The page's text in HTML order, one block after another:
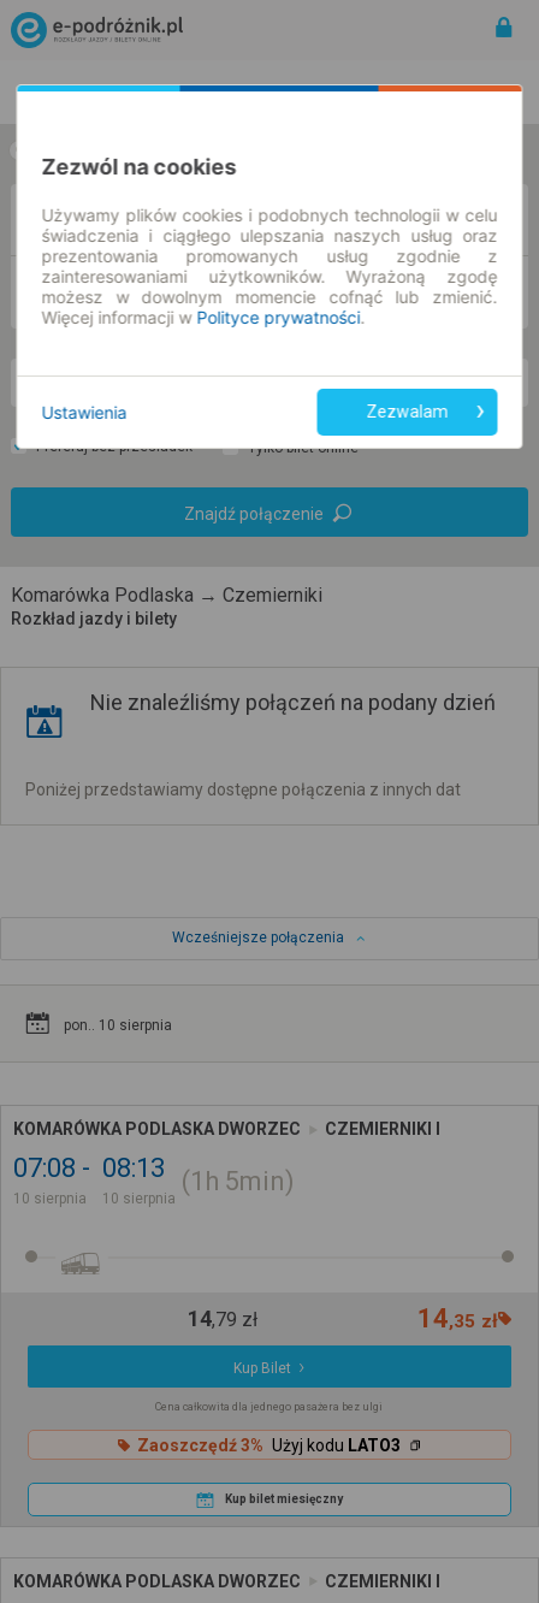
w jedną stronę
Z
DO
-- : --
Preferuj bez przesiadek Tylko bilet online
Znajdź połączenie
Komarówka Podlaska → Czemierniki
Rozkład jazdy i bilety
Nie znaleźliśmy połączeń na podany dzień
Poniżej przedstawiamy dostępne połączenia z innych dat
Wcześniejsze połączenia
pon.. 10 sierpnia
KOMARÓWKA PODLASKA DWORZEC CZEMIERNIKI I
07:08
10 sierpnia
08:13
10 sierpnia
1h 5min
14,79 zł 14,35 zł
Kup Bilet
Cena całkowita dla jednego pasażera bez ulgi
Zaoszczędź 3% Użyj kodu LATO3
Kup bilet miesięczny
KOMARÓWKA PODLASKA DWORZEC CZEMIERNIKI I
Zezwól na cookies
Używamy plików cookies i podobnych technologii w celu
świadczenia i ciągłego ulepszania naszych usług oraz
prezentowania promowanych usług zgodnie z
zainteresowaniami użytkowników. Wyrażoną zgodę
możesz w dowolnym momencie cofnąć lub zmienić.
Więcej informacji w Polityce prywatności.
Ustawienia Zezwalam